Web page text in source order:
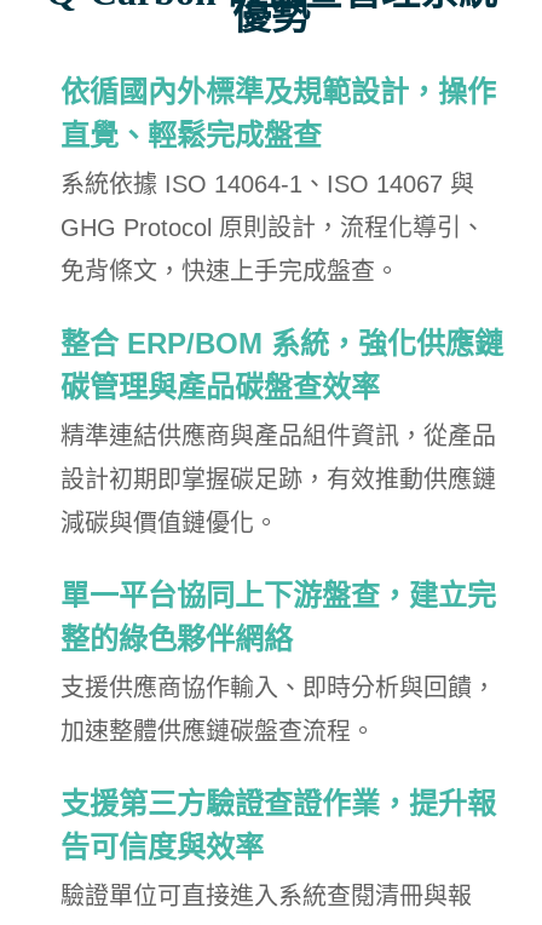
優勢
依循國內外標準及規範設計，操作
直覺、輕鬆完成盤查
系統依據 ISO 14064-1、ISO 14067 與
GHG Protocol 原則設計，流程化導引、
免背條文，快速上手完成盤查。
整合 ERP/BOM 系統，強化供應鏈
碳管理與產品碳盤查效率
精準連結供應商與產品組件資訊，從產品
設計初期即掌握碳足跡，有效推動供應鏈
減碳與價值鏈優化。
單一平台協同上下游盤查，建立完
整的綠色夥伴網絡
支援供應商協作輸入、即時分析與回饋，
加速整體供應鏈碳盤查流程。
支援第三方驗證查證作業，提升報
告可信度與效率
驗證單位可直接進入系統查閱清冊與報